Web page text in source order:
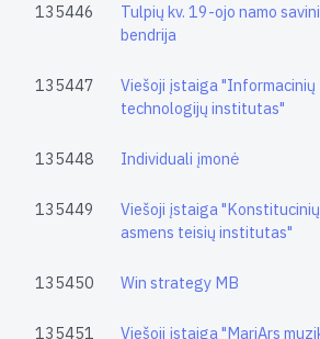
135446
Tulpių kv. 19-ojo namo
bendrija
135447
Viešoji įstaiga "Informacinių
technologijų institutas"
135448 Individuali įmonė
135449
Viešoji įstaiga "Konstitucinių
asmens teisių institutas"
135450 Win strategy MB
135451 Viešoji įstaiga "MariArs